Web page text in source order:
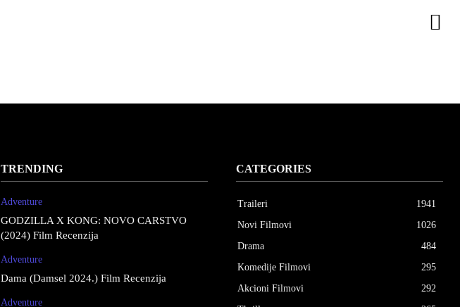
TRENDING
Adventure
GODZILLA X KONG: NOVO CARSTVO
(2024) Film Recenzija
Adventure
Dama (Damsel 2024.) Film Recenzija
Adventure
CATEGORIES
Traileri
1941
Novi Filmovi
1026
Drama
484
Komedije Filmovi
295
Akcioni Filmovi
292